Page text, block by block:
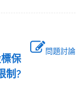
問題討論
保
制?